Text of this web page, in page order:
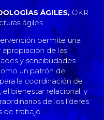
ÁGILES, OKR
ágiles.
permite una
apropiación de las
y sencibilidades
un patrón de
la coordinación de
bienestar relacional, y
de los líderes
de trabajo.